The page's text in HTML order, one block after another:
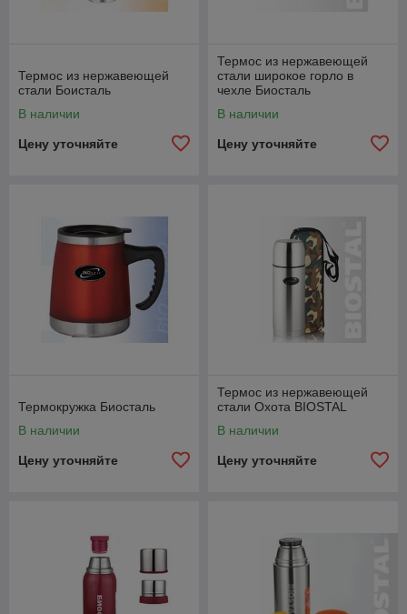
Термос из нержавеющей
стали Боисталь
В наличии
Цену уточняйте
Термос из нержавеющей
стали широкое горло в
чехле Биосталь
В наличии
Цену уточняйте
Термокружка Биосталь
В наличии
Цену уточняйте
Термос из нержавеющей
стали Охота BIOSTAL
В наличии
Цену уточняйте